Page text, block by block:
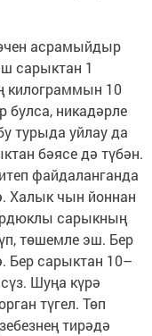
асрамыйдыр
сарыктан 1
килограммын 10
булса, никадәрле
турыда уйлау да
бәясе дә түбән.
файдаланганда
Халык чын йоннан
сарыкның
төшемле эш. Бер
Бер сарыктан 10–
Шуңа күрә
түгел. Төп
тирәдә